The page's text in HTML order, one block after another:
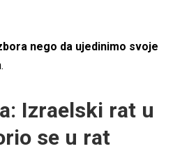
nego da ujedinimo svoje
Izraelski rat u
se u rat